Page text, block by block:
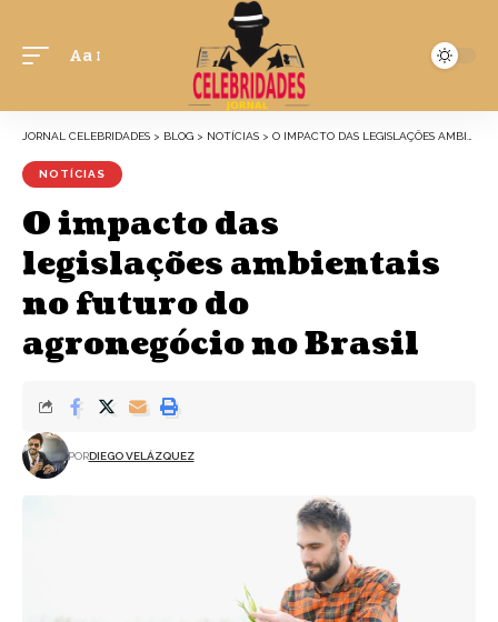
Aa
JORNAL CELEBRIDADES > BLOG > NOTÍCIAS > O IMPACTO DAS LEGISLAÇÕES AMBIENTAIS NO FUTURO DO AGRONEGÓCIO NO BRASIL
NOTÍCIAS
O impacto das
legislações ambientais
no futuro do
agronegócio no Brasil
PORDIEGO VELÁZQUEZ